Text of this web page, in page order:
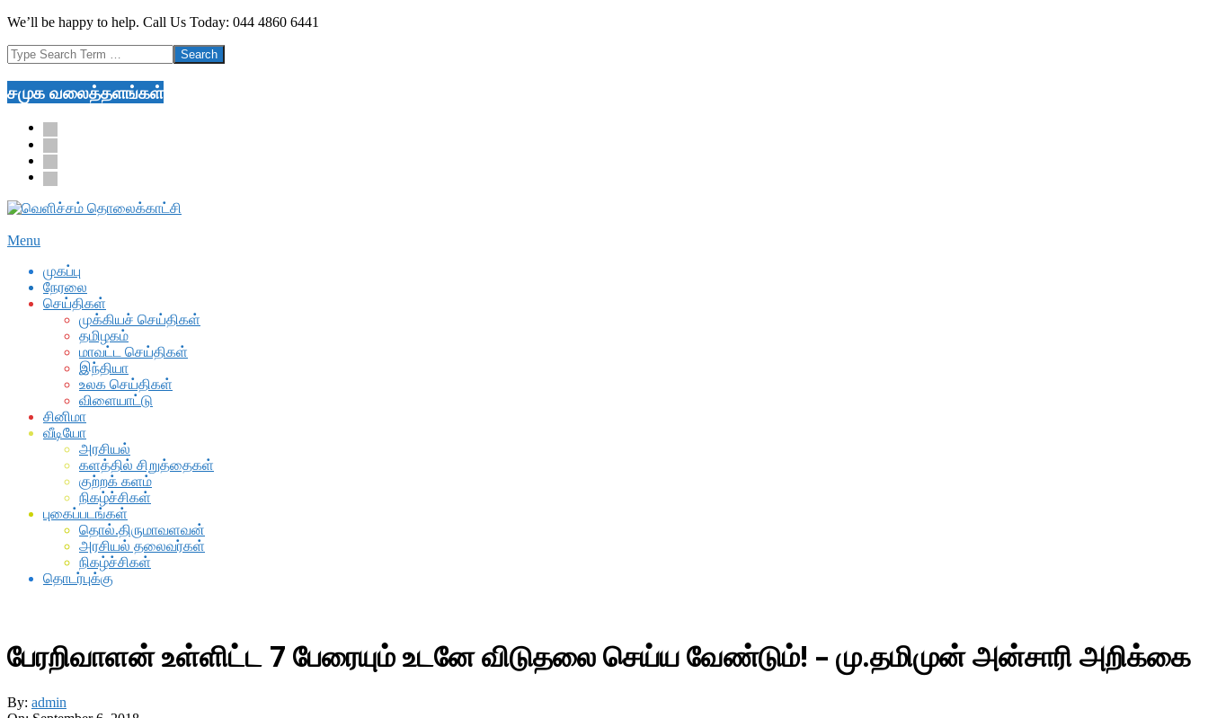
Skip
content
We’ll be happy to help. Call Us Today: 044 4860 6441
Search
சமுக வலைத்தளங்கள்
facebook
twitter
youtube
google
Secondary
Menu
Menu
முகப்பு
நேரலை
செய்திகள்
முக்கியச் செய்திகள்
தமிழகம்
மாவட்ட செய்திகள்
இந்தியா
உலக செய்திகள்
விளையாட்டு
சினிமா
வீடியோ
அரசியல்
களத்தில் சிறுத்தைகள்
குற்றக் களம்
நிகழ்ச்சிகள்
புகைப்படங்கள்
தொல்.திருமாவளவன்
அரசியல் தலைவர்கள்
நிகழ்ச்சிகள்
தொடர்புக்கு
பேரறிவாளன் உள்ளிட்ட 7 பேரையும் உடனே விடுதலை செய்ய வேண்டும்! – மு.தமிமுன் அன்சாரி அறிக்கை
By: admin